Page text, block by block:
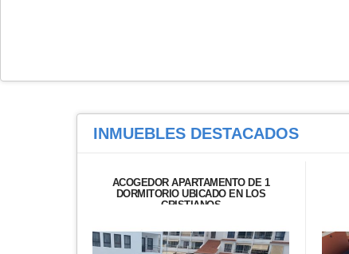
INMUEBLES DESTACADOS
ACOGEDOR APARTAMENTO DE 1
DORMITORIO UBICADO EN LOS
CRISTIANOS